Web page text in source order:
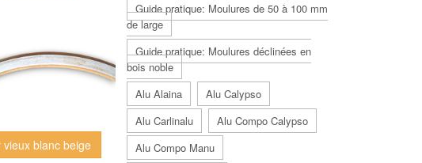
vieux blanc beige
Guide pratique: Moulures de 50 à 100 mm
de large
Guide pratique: Moulures déclinées en
bois noble
Alu Alaina
Alu Calypso
Alu Carlinalu
Alu Compo Calypso
Alu Compo Manu